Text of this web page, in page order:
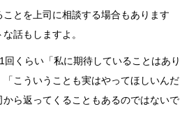
とを上司に相談する場合もあります
話もしますよ。
くらい「私に期待していることはあり
「こういうことも実はやってほしいんだ
から返ってくることもあるのではないで